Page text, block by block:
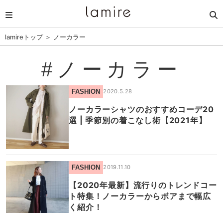
lamireトップ＞ ノーカラー
#ノーカラー
FASHION 2020.5.28
ノーカラーシャツのおすすめコーデ20
選 | 季節別の着こなし術【2021年】
FASHION 2019.11.10
【2020年最新】流行りのトレンドコー
ト特集！ノーカラーからボアまで幅広
く紹介！